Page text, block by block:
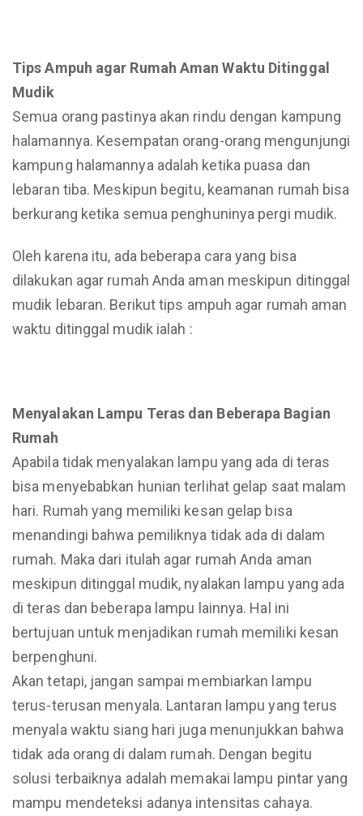
Tips Ampuh agar Rumah Aman Waktu Ditinggal
Mudik
Semua orang pastinya akan rindu dengan kampung
halamannya. Kesempatan orang-orang mengunjungi
kampung halamannya adalah ketika puasa dan
lebaran tiba. Meskipun begitu, keamanan rumah bisa
berkurang ketika semua penghuninya pergi mudik.
Oleh karena itu, ada beberapa cara yang bisa
dilakukan agar rumah Anda aman meskipun ditinggal
mudik lebaran. Berikut tips ampuh agar rumah aman
waktu ditinggal mudik ialah :
Menyalakan Lampu Teras dan Beberapa Bagian
Rumah
Apabila tidak menyalakan lampu yang ada di teras
bisa menyebabkan hunian terlihat gelap saat malam
hari. Rumah yang memiliki kesan gelap bisa
menandingi bahwa pemiliknya tidak ada di dalam
rumah. Maka dari itulah agar rumah Anda aman
meskipun ditinggal mudik, nyalakan lampu yang ada
di teras dan beberapa lampu lainnya. Hal ini
bertujuan untuk menjadikan rumah memiliki kesan
berpenghuni.
Akan tetapi, jangan sampai membiarkan lampu
terus-terusan menyala. Lantaran lampu yang terus
menyala waktu siang hari juga menunjukkan bahwa
tidak ada orang di dalam rumah. Dengan begitu
solusi terbaiknya adalah memakai lampu pintar yang
mampu mendeteksi adanya intensitas cahaya.